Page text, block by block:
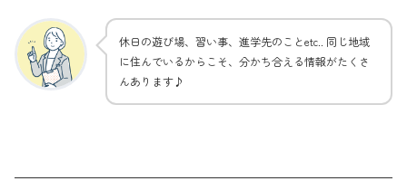
休日の遊び場、習い事、進学先のことetc.. 同じ地域
に住んでいるからこそ、分かち合える情報がたくさ
んあります♪